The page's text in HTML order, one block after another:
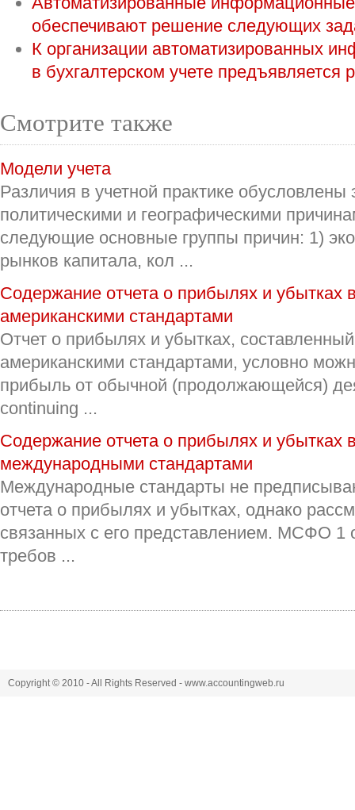
обеспе­чивают решение следующих
К организации автоматизированных
в бухгалтерском учете предъявляется
Смотрите также
Модели учета
Различия в учетной практике обусловлены
политическими и географическими
следующие основные группы причин: 1)
рынков капитала, кол ...
Содержание отчета о прибылях и убытках
американскими стандартами
Отчет о прибылях и убытках, составленный
американскими стандартами, условно
прибыль от обычной (продолжающейся)
continuing ...
Содержание отчета о прибылях и убытках
международными стандартами
Международные стандарты не
отчета о прибылях и убытках, однако
связанных с его представлением. МСФО 1
требов ...
Copyright © 2010 - All Rights Reserved - www.accountingweb.ru